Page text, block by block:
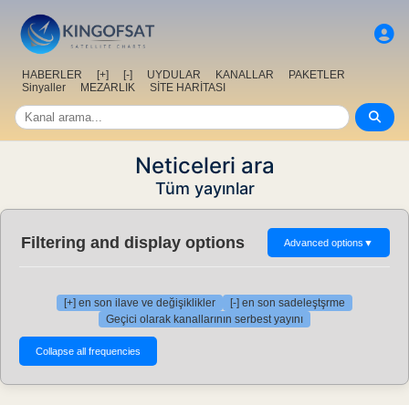
HABERLER [+] [-] UYDULAR KANALLAR
PAKETLER
Sinyaller
MEZARLIK SİTE HARİTASI
Neticeleri ara
Tüm yayınlar
Filtering and display options Advanced options ▼
[+] en son ilave ve değişiklikler
[-] en son sadeleştşrme
Geçici olarak kanallarının serbest yayını